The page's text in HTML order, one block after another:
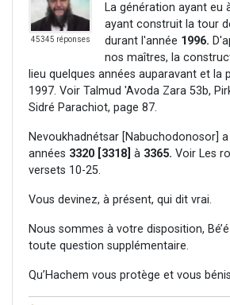
45345 réponses
La génération ayant eu
ayant construit la tour
durant l'année 1996.
nos maîtres, la
lieu quelques années auparavant et la
1997. Voir Talmud 'Avoda Zara 53b,
Sidré Parachiot, page 87.
Nevoukhadnétsar [Nabuchodonosor]
années 3320 [3318] à 3365. Voir Les
versets 10-25.
Vous devinez, à présent, qui dit vrai.
Nous sommes à votre disposition,
toute question supplémentaire.
Qu’Hachem vous protège et vous